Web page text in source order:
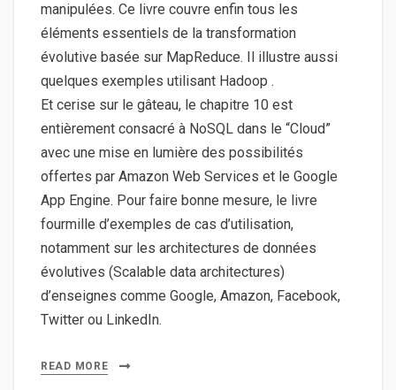
manipulées. Ce livre couvre enfin tous les
éléments essentiels de la transformation
évolutive basée sur MapReduce. Il illustre aussi
quelques exemples utilisant Hadoop .
Et cerise sur le gâteau, le chapitre 10 est
entièrement consacré à NoSQL dans le “Cloud”
avec une mise en lumière des possibilités
offertes par Amazon Web Services et le Google
App Engine. Pour faire bonne mesure, le livre
fourmille d’exemples de cas d’utilisation,
notamment sur les architectures de données
évolutives (Scalable data architectures)
d’enseignes comme Google, Amazon, Facebook,
Twitter ou LinkedIn.
READ MORE